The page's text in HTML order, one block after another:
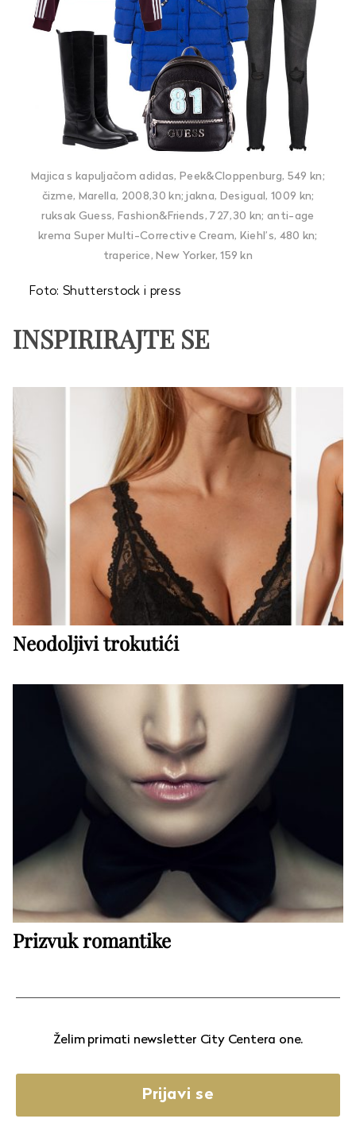
Majica s kapuljačom adidas, Peek&Cloppenburg, 549 kn;
čizme, Marella, 2008,30 kn; jakna, Desigual, 1009 kn;
ruksak Guess, Fashion&Friends, 727,30 kn; anti-age
krema Super Multi-Corrective Cream, Kiehl’s, 480 kn;
traperice, New Yorker, 159 kn
Foto: Shutterstock i press
INSPIRIRAJTE SE
Neodoljivi trokutići
Prizvuk romantike
Želim primati newsletter City Centera one.
Prijavi se